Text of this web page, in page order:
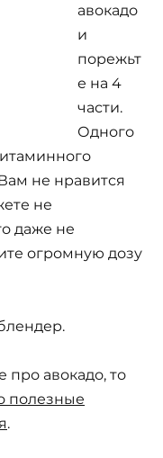
авокадо
и
порежьт
е на 4
части.
Одного
не нравится
не
даже не
огромную дозу
про авокадо, то
полезные
.